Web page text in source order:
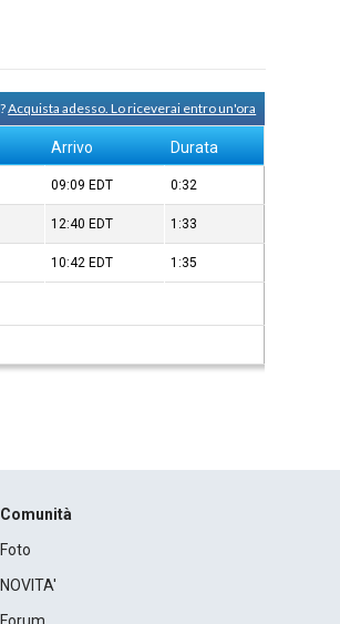
Acquista adesso. Lo riceverai entro un'ora
Arrivo Durata
09:09 EDT 0:32
12:40 EDT 1:33
10:42 EDT 1:35
Comunità
Foto
NOVITA'